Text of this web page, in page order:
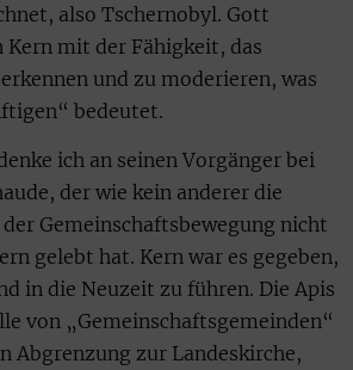
also Tschernobyl. Gott
Kern mit der Fähigkeit, das
und zu moderieren, was
bedeutet.
ich an seinen Vorgänger bei
der wie kein anderer die
Gemeinschaftsbewegung nicht
gelebt hat. Kern war es gegeben,
in die Neuzeit zu führen. Die Apis
von „Gemeinschaftsgemeinden“
Abgrenzung zur Landeskirche,